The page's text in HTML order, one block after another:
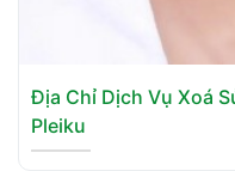
Địa Chỉ Dịch Vụ Xoá
Pleiku